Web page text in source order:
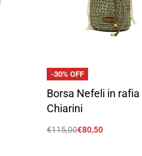
-30% OFF
Borsa Nefeli in
Chiarini
€115,00€80,50